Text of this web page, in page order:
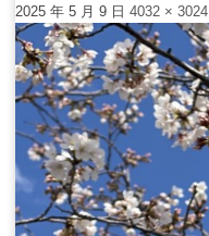
2025 年 5 月 9 日 4032 × 3024